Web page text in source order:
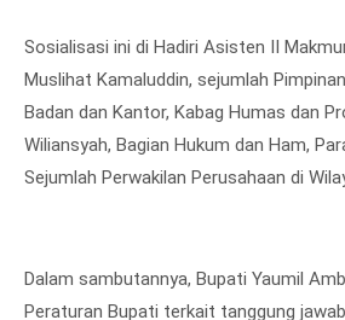
Sosialisasi ini di Hadiri Asisten II
Muslihat Kamaluddin, sejumlah
Badan dan Kantor, Kabag Humas dan
Wiliansyah, Bagian Hukum dan Ham,
Sejumlah Perwakilan Perusahaan di
Dalam sambutannya, Bupati Yaumil
Peraturan Bupati terkait tanggung